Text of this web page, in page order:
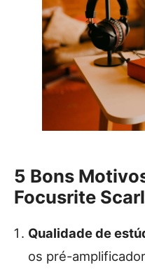
5 Bons
Focusrite
Qualidade de
os pré-